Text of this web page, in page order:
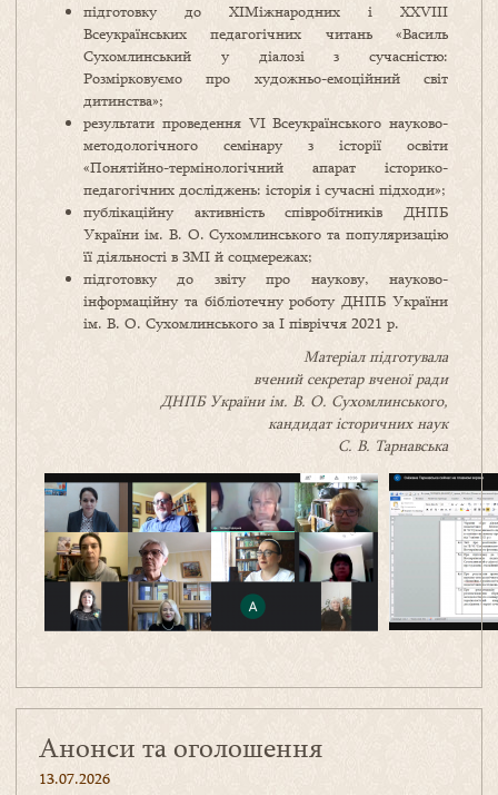
підготовку до ХІМіжнародних і ХХVІІІ
Всеукраїнських педагогічних читань «Василь
Сухомлинський у діалозі з сучасністю:
Розмірковуємо про художньо-емоційний світ
дитинства»;
результати проведення VI Всеукраїнського науково-
методологічного семінару з історії освіти
«Понятійно-термінологічний апарат історико-
педагогічних досліджень: історія і сучасні підходи»;
публікаційну активність співробітників ДНПБ
України ім. В. О. Сухомлинського та популяризацію
її діяльності в ЗМІ й соцмережах;
підготовку до звіту про наукову, науково-
інформаційну та бібліотечну роботу ДНПБ України
ім. В. О. Сухомлинського за І півріччя 2021 р.
Матеріал підготувала
вчений секретар вченої ради
ДНПБ України ім. В. О. Сухомлинського,
кандидат історичних наук
С. В. Тарнавська
Анонси та оголошення
13.07.2026